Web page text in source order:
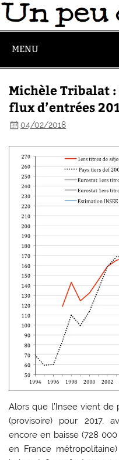
MENU
Michèle Tribalat
flux d’entrées
04/02/2018
Alors que l’Insee vient
(provisoire) pour 2017,
encore en baisse (728
en France